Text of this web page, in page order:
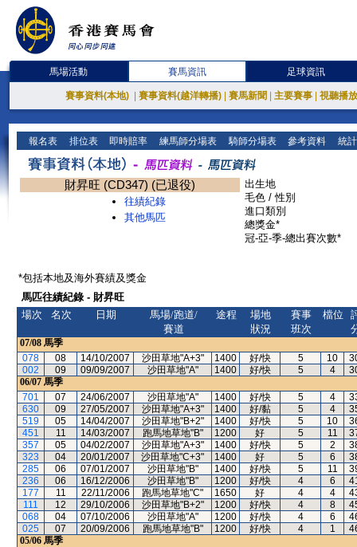
馬場活動 賽馬資訊 足球資訊
賽事資料(本地) 賽事資料(越洋轉播) 賽馬新聞 主要賽事 視聽播
報名表 排位表 即時賠率 練馬師分場表 騎師分場表 參考資料 統
財昇旺 (CD347) (已退役)
往績紀錄
其他馬匹
出生地
毛色 / 性別
進口類別
總獎金*
冠-亞-季-總出賽次數*
*包括本地及海外賽績及獎金
馬匹往績紀錄 - 財昇旺
場次
名次 日期
馬場/跑道/
賽道
途程
場地
狀況
賽事
班次
檔位
07/08 馬季
078
08 14/10/2007 沙田草地"A+3" 1400 好/快 5 10
002
09 09/09/2007 沙田草地"A" 1400 好/快 5 4
06/07 馬季
701
07 24/06/2007 沙田草地"A" 1400 好/快 5 4
630
09 27/05/2007 沙田草地"A+3" 1400 好/黏 5 4
519
05 14/04/2007 沙田草地"B+2" 1400 好/快 5 10
451
11 14/03/2007 跑馬地草地"B" 1200 好 5 11
357
05 04/02/2007 沙田草地"A+3" 1400 好/快 5 2
323
04 20/01/2007 沙田草地"C+3" 1400 好 5 6
285
06 07/01/2007 沙田草地"B" 1400 好/快 5 11
236
06 16/12/2006 沙田草地"B" 1200 好/快 4 6
177
11 22/11/2006 跑馬地草地"C" 1650 好 4 4
111
12 29/10/2006 沙田草地"B+2" 1200 好/快 4 8
068
04 07/10/2006 沙田草地"A" 1200 好/快 4 6
025
07 20/09/2006 跑馬地草地"B" 1200 好/快 4 1
05/06 馬季